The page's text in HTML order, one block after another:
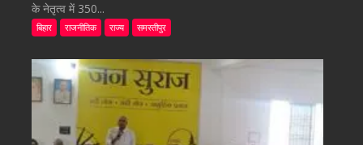
के नेतृत्व में 350...
बिहार राजनीतिक राज्य समस्तीपुर